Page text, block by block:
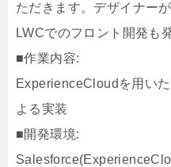
ただきます。デザイナー
LWCでのフロント開発も
■作業内容:
ExperienceCloudを用い
よる実装
■開発環境: